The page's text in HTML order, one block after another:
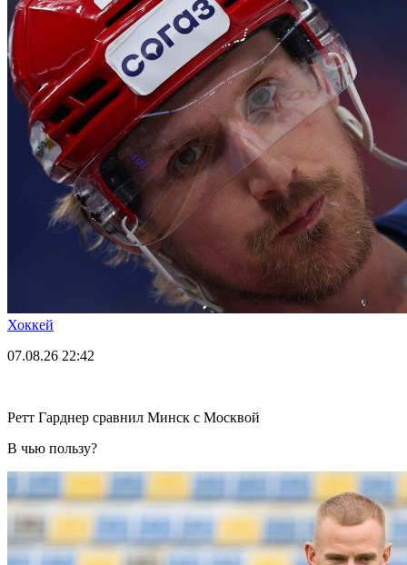
Хоккей
07.08.26 22:42
Ретт Гарднер сравнил Минск с Москвой
В чью пользу?